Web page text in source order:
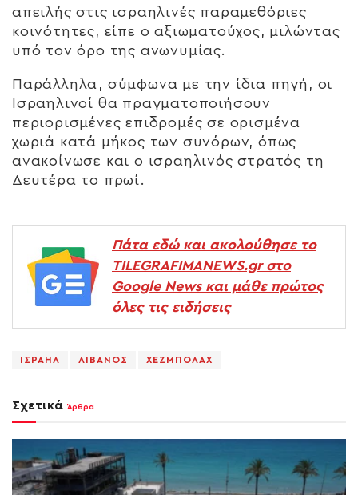
απειλής στις ισραηλινές παραμεθόριες
κοινότητες, είπε ο αξιωματούχος, μιλώντας
υπό τον όρο της ανωνυμίας.
Παράλληλα, σύμφωνα με την ίδια πηγή, οι
Ισραηλινοί θα πραγματοποιήσουν
περιορισμένες επιδρομές σε ορισμένα
χωριά κατά μήκος των συνόρων, όπως
ανακοίνωσε και ο ισραηλινός στρατός τη
Δευτέρα το πρωί.
Πάτα εδώ και ακολούθησε το
TILEGRAFIMANEWS.gr στο
Google News και μάθε πρώτος
όλες τις ειδήσεις
ΙΣΡΑΗΛ ΛΙΒΑΝΟΣ ΧΕΖΜΠΟΛΑΧ
Σχετικά Άρθρα